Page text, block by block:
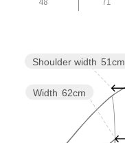
Width 62cm
Shoulder width 51cm